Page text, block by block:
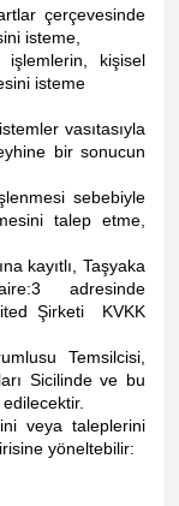
çerçevesinde
isteme,
işlemlerin, kişisel
isteme
vasıtasıyla
bir sonucun
sebebiyle
talep etme,
kayıtlı, Taşyaka
adresinde
ŞirketiKVKK
Temsilcisi,
Sicilinde ve bu
veya taleplerini
yöneltebilir: